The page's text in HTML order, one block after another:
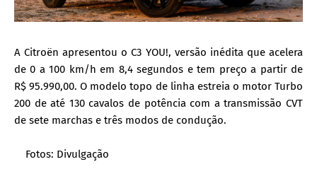
A Citroën apresentou o C3 YOU!, versão inédita que acelera
de 0 a 100 km/h em 8,4 segundos e tem preço a partir de
R$ 95.990,00. O modelo topo de linha estreia o motor Turbo
200 de até 130 cavalos de potência com a transmissão CVT
de sete marchas e três modos de condução.
Fotos: Divulgação